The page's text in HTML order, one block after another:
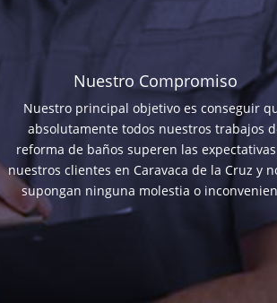
Nuestro Compromiso
Nuestro principal objetivo es conseguir
absolutamente todos nuestros trabajos
reforma de baños superen las
nuestros clientes en Caravaca de la Cruz y
supongan ninguna molestia o